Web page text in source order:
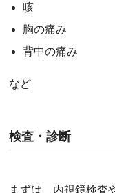
咳
胸の痛み
背中の痛み
など
検査・診断
まずは、内視鏡検査